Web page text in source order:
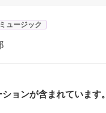
ミュージック
ョンが含まれています。